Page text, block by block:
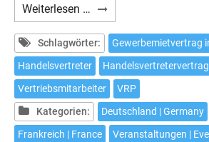
Weiterlesen … Webinar-
Programm
im
Februar
Schlagwörter:
Gewerbemietvertrag
Handelsvertreter
Handelsvertretervertrag
Vertriebsmitarbeiter
VRP
Kategorien:
Deutschland | Germany
Frankreich | France
Veranstaltungen |